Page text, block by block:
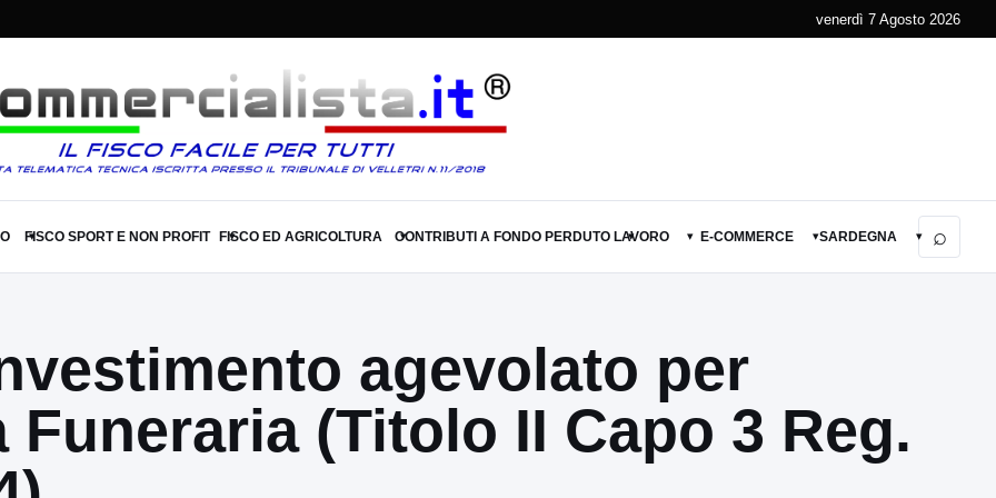
venerdì 7 Agosto 2026
▾
FISCO SPORT E NON PROFIT ▾
FISCO ED AGRICOLTURA ▾
CONTRIBUTI A FONDO PERDUTO ▾
LAVORO ▾ E-COMMERCE ▾SARDEGNA ▾ ⌕
agevolato per
(Titolo II Capo 3 Reg.